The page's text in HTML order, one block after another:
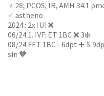
♀️ 28; PCOS, IR, AMH 34.1
♂️ astheno
2024.: 2x IUI ❌️
06/24 1. IVF: ET 1BC ❌️ 3❄️
08/24 FET 1BC - 6dpt ➕️ ß
sin 💙